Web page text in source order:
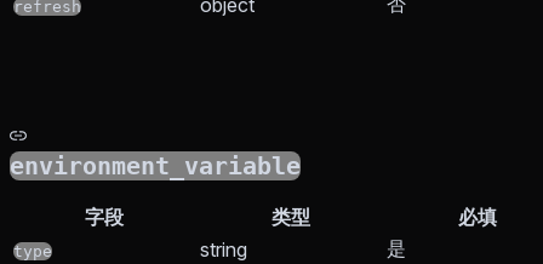
refresh object
environment_variable
字段 类型 必填
type string 是